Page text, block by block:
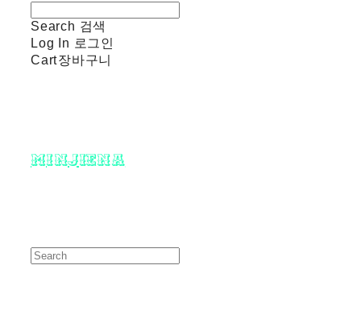
Search 검색
Log In 로그인
Cart장바구니
minjiena